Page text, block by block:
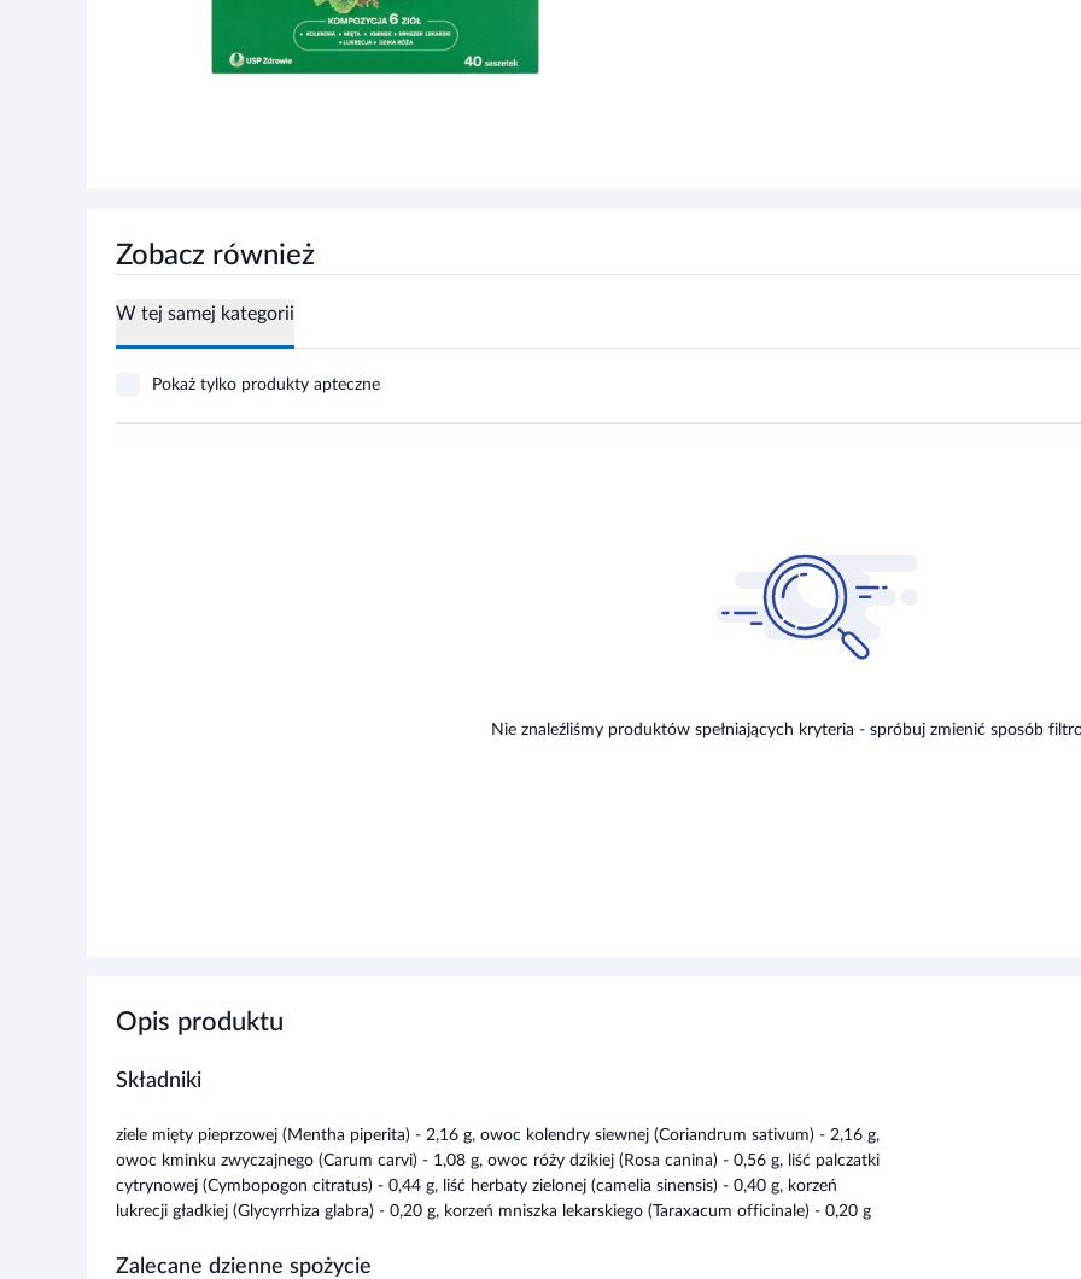
Zobacz również
W tej samej kategorii
Pokaż tylko produkty apteczne
Nie znaleźliśmy produktów spełniających kryteria - spróbuj zmienić sposób
Opis produktu
Składniki
ziele mięty pieprzowej (Mentha piperita) - 2,16 g, owoc kolendry siewnej (Coriandrum sativum) - 2,16 g,
owoc kminku zwyczajnego (Carum carvi) - 1,08 g, owoc róży dzikiej (Rosa canina) - 0,56 g, liść palczatki
cytrynowej (Cymbopogon citratus) - 0,44 g, liść herbaty zielonej (camelia sinensis) - 0,40 g, korzeń
lukrecji gładkiej (Glycyrrhiza glabra) - 0,20 g, korzeń mniszka lekarskiego (Taraxacum officinale) - 0,20 g
Zalecane dzienne spożycie